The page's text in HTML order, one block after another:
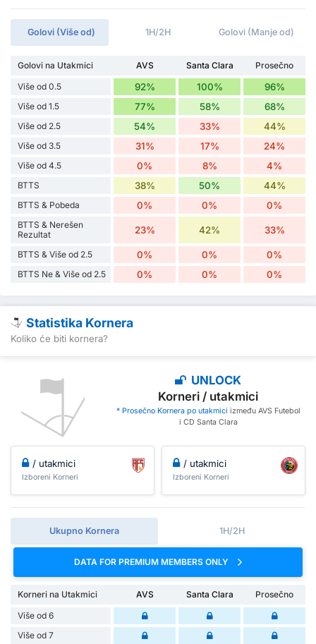
Golovi (Više od) 1H/2H Golovi (Manje od)
Golovi na Utakmici AVS Santa Clara
Prosečno
Više od 0.5
92% 100% 96%
Više od 1.5 77% 58% 68%
Više od 2.5 54% 33% 44%
Više od 3.5 31% 17% 24%
Više od 4.5 0% 8% 4%
BTTS 38% 50% 44%
BTTS & Pobeda 0% 0% 0%
BTTS & Nerešen
Rezultat
23% 42% 33%
BTTS & Više od 2.5 0% 0% 0%
BTTS Ne & Više od 2.5 0% 0% 0%
Statistika Kornera
Koliko će biti kornera?
UNLOCK
Korneri / utakmici
* Prosečno Kornera po utakmici između AVS Futebol
i CD Santa Clara
/ utakmici
Izboreni Korneri
/ utakmici
Izboreni Korneri
Ukupno Kornera 1H/2H
DATA FOR PREMIUM MEMBERS ONLY
Korneri na Utakmici AVS Santa Clara
Prosečno
Više od 6
Više od 7